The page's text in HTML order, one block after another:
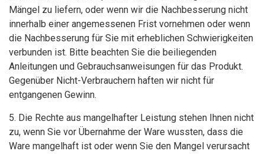
Mängel zu liefern, oder wenn wir die Nachbesserung nicht
innerhalb einer angemessenen Frist vornehmen oder wenn
die Nachbesserung für Sie mit erheblichen Schwierigkeiten
verbunden ist. Bitte beachten Sie die beiliegenden
Anleitungen und Gebrauchsanweisungen für das Produkt.
Gegenüber Nicht-Verbrauchern haften wir nicht für
entgangenen Gewinn.
5. Die Rechte aus mangelhafter Leistung stehen Ihnen nicht
zu, wenn Sie vor Übernahme der Ware wussten, dass die
Ware mangelhaft ist oder wenn Sie den Mangel verursacht